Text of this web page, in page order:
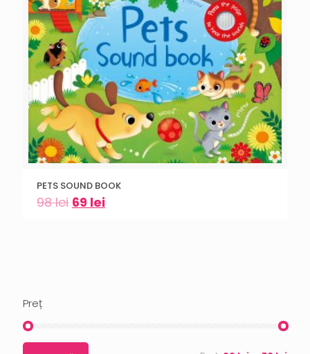
PETS SOUND BOOK
98lei 69 lei
Preț